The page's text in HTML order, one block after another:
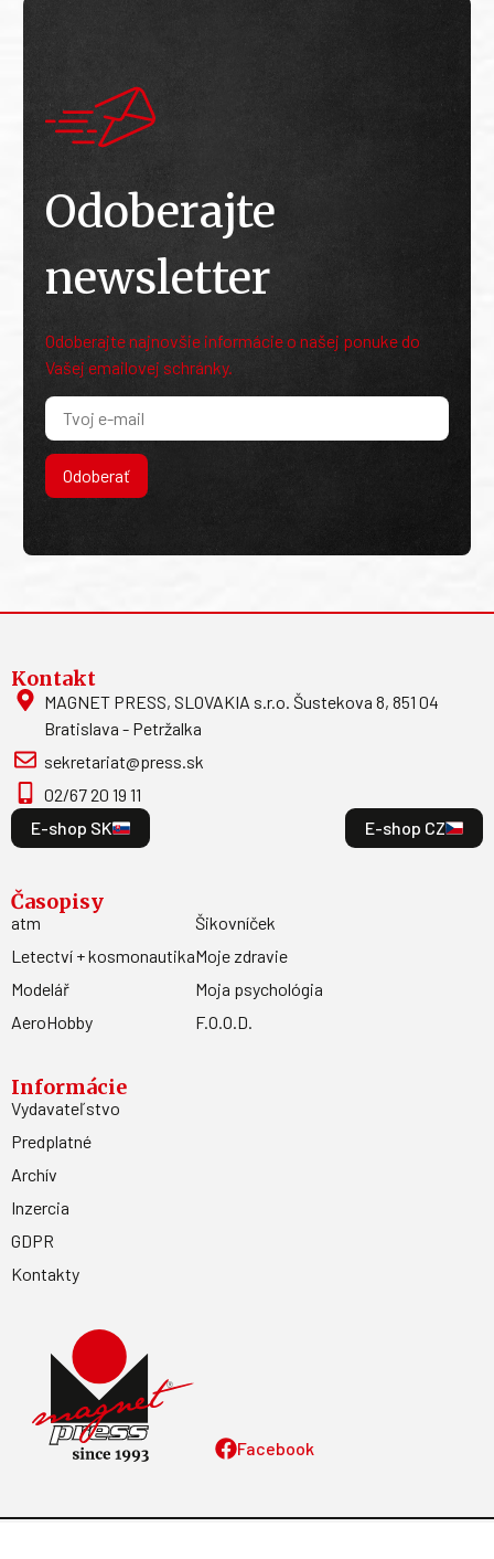
Odoberajte
newsletter
Odoberajte najnovšie informácie o našej ponuke do
Vašej emailovej schránky.
Odoberať
Facebook
Kontakt
MAGNET PRESS, SLOVAKIA s.r.o. Šustekova 8, 851 04
Bratislava - Petržalka
sekretariat@press.sk
02/67 20 19 11
E-shop SK
E-shop CZ
Časopisy
atm
Letectví + kosmonautika
Modelář
AeroHobby
Šikovníček
Moje zdravie
Moja psychológia
F.O.O.D.
Informácie
Vydavateľstvo
Predplatné
Archív
Inzercia
GDPR
Kontakty